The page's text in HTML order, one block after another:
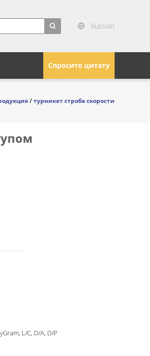
Russian
Спросите цитату
/турникет строба скорости
L/C, D/A, D/P